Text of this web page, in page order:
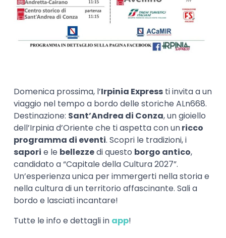
Domenica prossima, l’Irpinia Express ti invita a un
viaggio nel tempo a bordo delle storiche ALn668.
Destinazione: Sant’Andrea di Conza, un gioiello
dell’Irpinia d’Oriente che ti aspetta con unricco
programma di eventi. Scopri le tradizioni, i
sapori e le bellezzedi questo borgo antico,
candidato a “Capitale della Cultura 2027”.
Un’esperienza unica per immergerti nella storia e
nella cultura di un territorio affascinante. Sali a
bordo e lasciati incantare!
Tutte le info e dettagli in app!